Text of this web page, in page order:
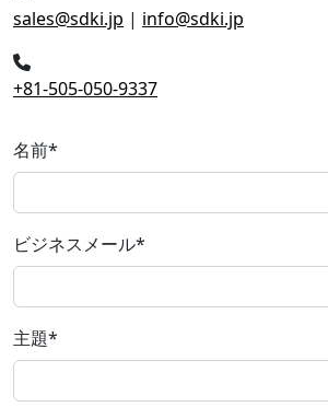
sales@sdki.jp | info@sdki.jp
+81-505-050-9337
名前*
ビジネスメール*
主題*